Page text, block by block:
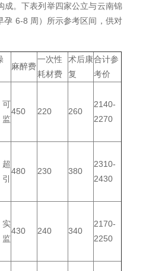
成。下表列举四家公立与云南锦
孕 6-8 周）所示参考区间，供对
麻醉费
一次性
耗材费
术后康
复
合计参
考价
可
450 220 260
2140-
2270
480 230 380
2310-
2430
430 240 340
2170-
2250